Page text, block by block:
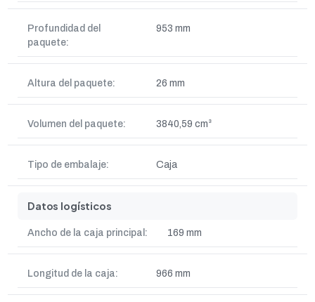
Profundidad del
paquete:
953 mm
Altura del paquete: 26 mm
Volumen del paquete: 3840,59 cm³
Tipo de embalaje: Caja
Datos logísticos
Ancho de la caja principal: 169 mm
Longitud de la caja: 966 mm